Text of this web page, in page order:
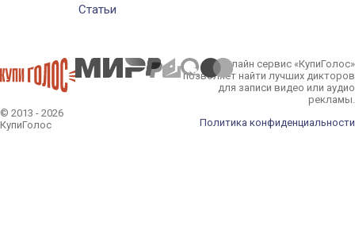
Статьи
© 2013 - 2026
КупиГолос
Онлайн сервис «КупиГолос»
позволяет найти лучших дикторов
для записи видео или аудио
рекламы.
Политика конфиденциальности